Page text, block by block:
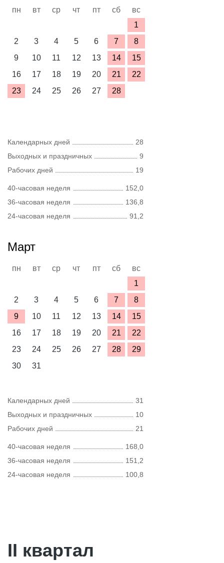
пн вт ср чт пт сб
вс
1
2
3 4 5 6 7
8
9
10 11 12 13 14
15
16
17 18 19 20 21
22
23
24 25 26 27 28
Календарных дней
28
Выходных и праздничных
9
Рабочих дней
19
40-часовая неделя
152,0
36-часовая неделя
136,8
24-часовая неделя
91,2
Март
пн вт ср чт пт сб
вс
1
2
3 4 5 6 7
8
9
10 11 12 13 14
15
16
17 18 19 20 21
22
23
24 25 26 27 28
29
30
31
Календарных дней
31
Выходных и праздничных
10
Рабочих дней
21
40-часовая неделя
168,0
36-часовая неделя
151,2
24-часовая неделя
100,8
II квартал